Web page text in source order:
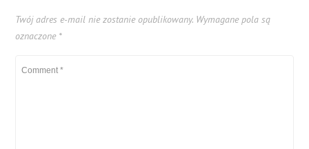
Twój adres e-mail nie zostanie opublikowany. Wymagane pola są
oznaczone *